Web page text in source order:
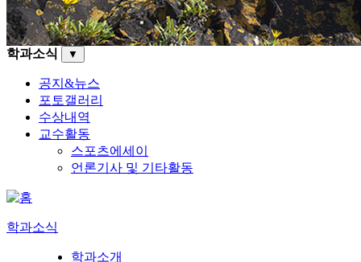
학과소식 ▼
공지&뉴스
포토갤러리
수상내역
교수활동
스포츠에세이
언론기사 및 기타활동
학과소식
학과소개